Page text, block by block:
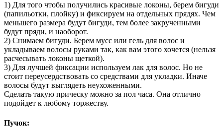
1) Для того чтобы получились красивые локоны, берем бигуди
(папильотки, плойку) и фиксируем на отдельных прядях. Чем
меньшего размера будут бигуди, тем более закрученными
будут пряди, и наоборот.
2) Снимаем бигуди. Берем мусс или гель для волос и
укладываем волосы руками так, как вам этого хочется (нельзя
расчесывать локоны щеткой).
3) Для лучшей фиксации используем лак для волос. Но не
стоит переусердствовать со средствами для укладки. Иначе
волосы будут выглядеть неухоженными.
Сделать такую прическу можно за пол часа. Она отлично
подойдет к любому торжеству.
Пучок: